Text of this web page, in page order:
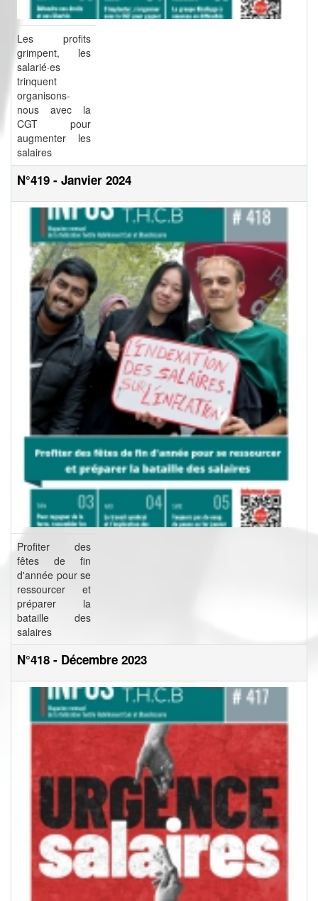
Les profits
grimpent, les
salarié·es
trinquent
organisons-
nous avec la
CGT pour
augmenter les
salaires
N°419 - Janvier 2024
Profiter des
fêtes de fin
d'année pour se
ressourcer et
préparer la
bataille des
salaires
N°418 - Décembre 2023